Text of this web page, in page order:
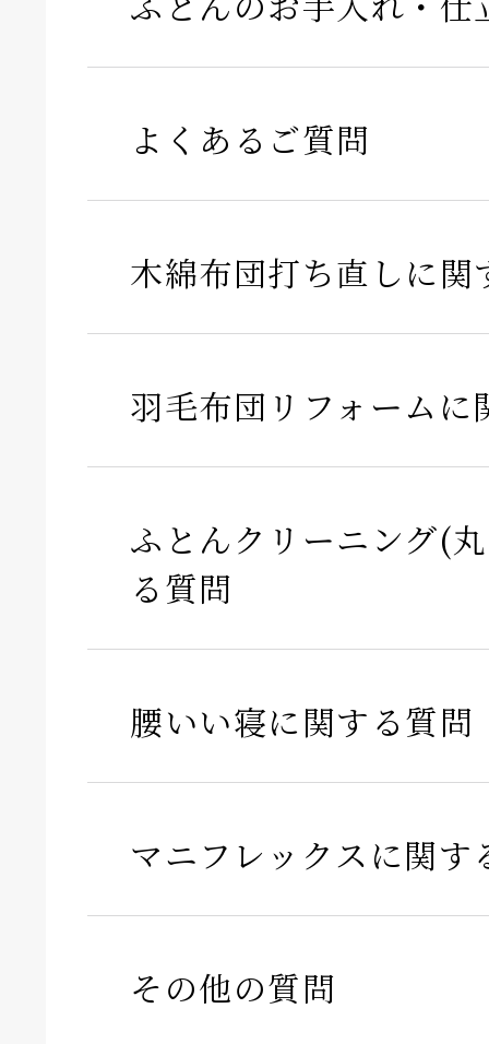
よくあるご質問
木綿布団打ち直しに関
羽毛布団リフォームに
ふとんクリーニング(
る質問
腰いい寝に関する質問
マニフレックスに関す
その他の質問